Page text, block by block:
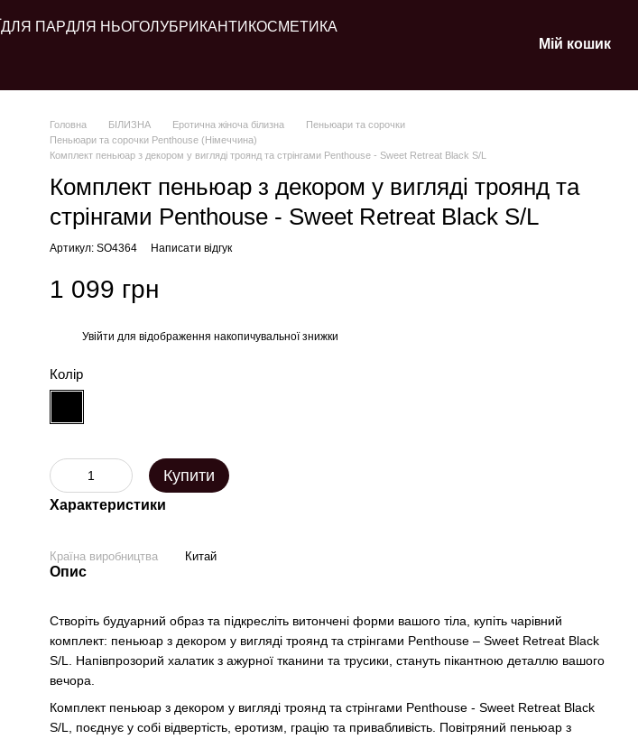
ДЛЯ ПАРДЛЯ НЬОГОЛУБРИКАНТИ КОСМЕТИКА
Мій кошик
Головна БІЛИЗНА Еротична жіноча білизна
Пеньюари та сорочки
Пеньюари та сорочки Penthouse (Німеччина)
Комплект пеньюар з декором у вигляді троянд та стрінгами Penthouse - Sweet Retreat Black S/L
Комплект пеньюар з декором у вигляді троянд та
стрінгами Penthouse - Sweet Retreat Black S/L
Артикул: SO4364 Написати відгук
1 099 грн
Увійти для відображення накопичувальної знижки
Колір
Купити
Характеристики
Країна виробництва Китай
Опис
Створіть будуарний образ та підкресліть витончені форми вашого тіла, купіть чарівний
комплект: пеньюар з декором у вигляді троянд та стрінгами Penthouse – Sweet Retreat Black
S/L. Напівпрозорий халатик з ажурної тканини та трусики, стануть пікантною деталлю вашого
вечора.
Комплект пеньюар з декором у вигляді троянд та стрінгами Penthouse - Sweet Retreat Black
S/L, поєднує у собі відвертість, еротизм, грацію та привабливість. Повітряний пеньюар з